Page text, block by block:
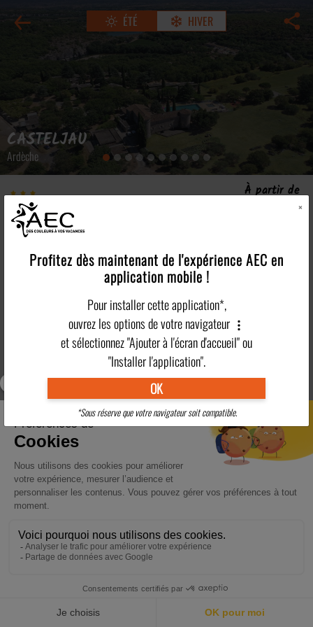
ÉTÉ HIVER
CASTELJAU
Ardèche
Lou Castel
À partir de
/pers
Résidence partenaire
Les points forts
partenaire Hébergement Restauration
Clubs Enfants Tarifs Pratique Région
En savoir plus
RÉSERVER
DESTINATIONS POINTS FORTS
×
Profitez dès maintenant de l'expérience AEC en
application mobile !
Pour installer cette application*,
ouvrez les options de votre navigateur
et sélectionnez "Ajouter à l'écran d'accueil" ou
"Installer l'application".
OK
*Sous réserve que votre navigateur soit compatible.